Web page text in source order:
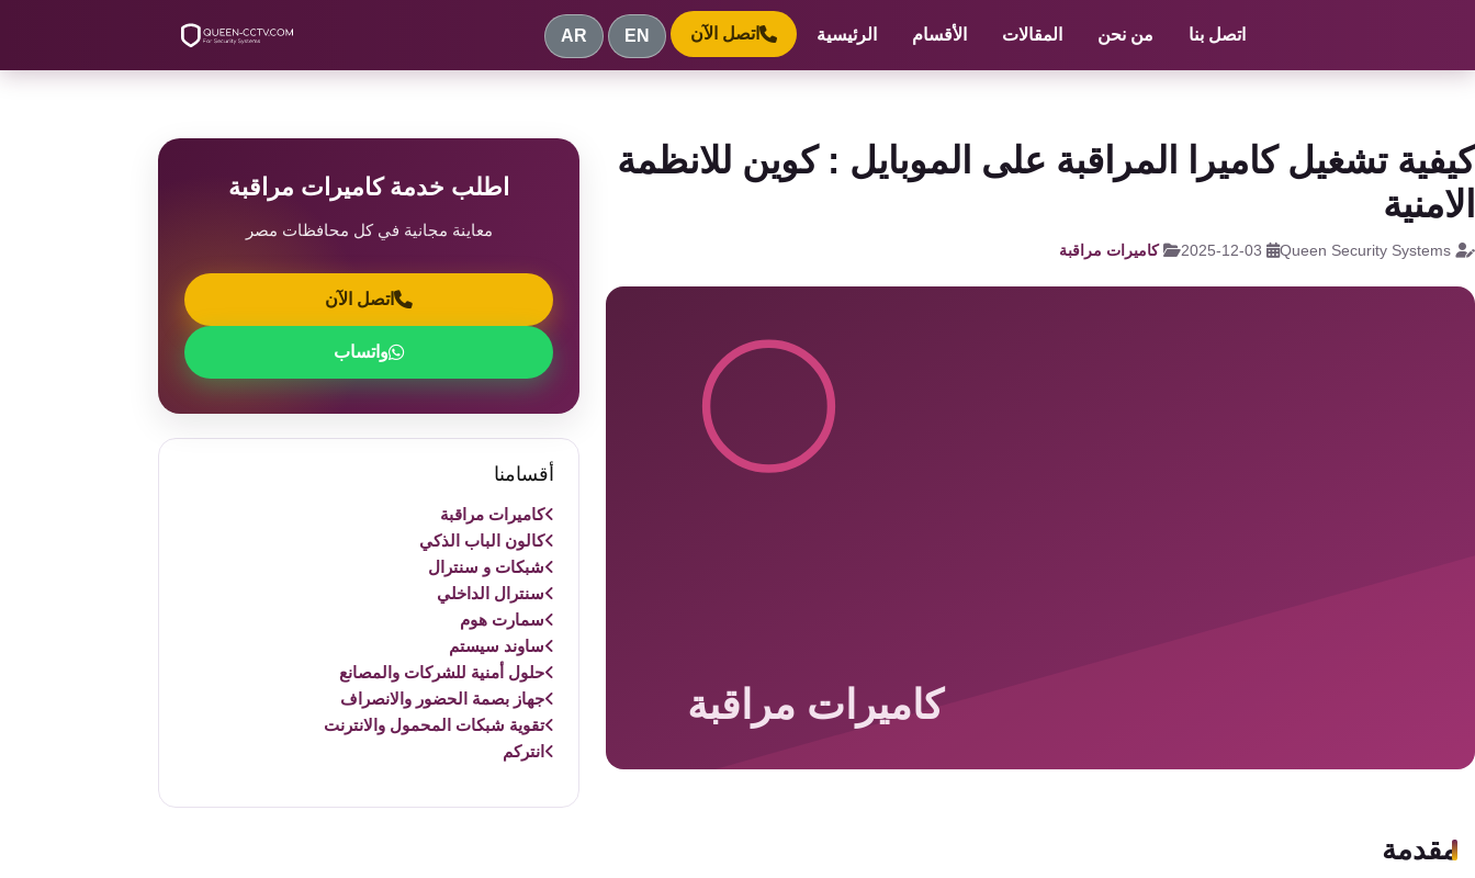
اتصل بنا من نحن المقالات الأقسام الرئيسية اتصل الآن EN
AR كاميرا مراقبه c1c
كيفية تشغيل كاميرا المراقبة على الموبايل : كوين للانظمة
الامنية
كاميرات مراقبة
مقدمة
اطلب خدمة كاميرات مراقبة
معاينة مجانية في كل محافظات مصر
اتصل الآن
واتساب
أقسامنا
كاميرات مراقبة
كالون الباب الذكي
شبكات و سنترال
سنترال الداخلي
سمارت هوم
ساوند سيستم
حلول أمنية للشركات والمصانع
جهاز بصمة الحضور والانصراف
تقوية شبكات المحمول والانترنت
انتركم
كالون
الباب
الذكي
و
والمصانع
جهاز